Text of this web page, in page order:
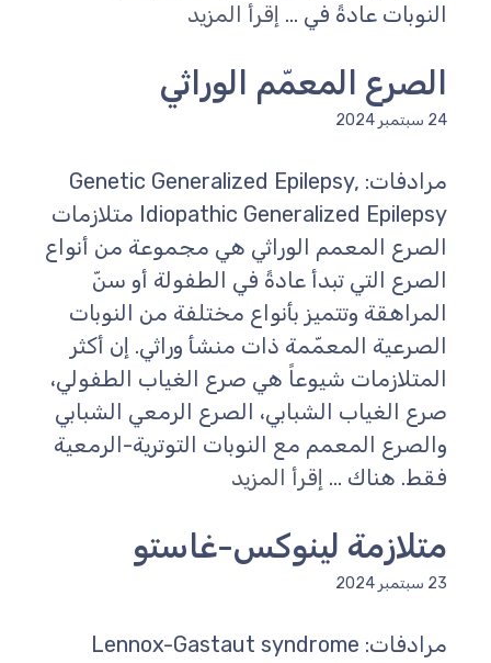
النوبات عادةً في ... إقرأ المزيد
الصرع المعمّم الوراثي
24 سبتمبر 2024
مرادفات: Genetic Generalized Epilepsy,
Idiopathic Generalized Epilepsy متلازمات
الصرع المعمم الوراثي هي مجموعة من أنواع
الصرع التي تبدأ عادةً في الطفولة أو سنّ
المراهقة وتتميز بأنواع مختلفة من النوبات
الصرعية المعمّمة ذات منشأ وراثي. إن أكثر
المتلازمات شيوعاً هي صرع الغياب الطفولي،
صرع الغياب الشبابي، الصرع الرمعي الشبابي
والصرع المعمم مع النوبات التوترية-الرمعية
فقط. هناك ... إقرأ المزيد
متلازمة لينوكس-غاستو
23 سبتمبر 2024
مرادفات: Lennox-Gastaut syndrome